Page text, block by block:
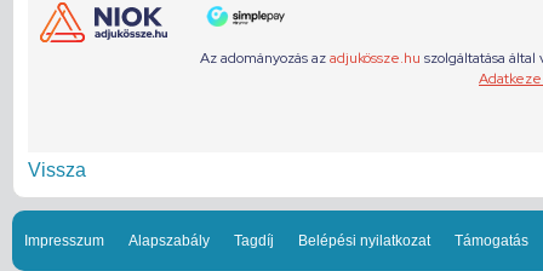
Vissza
Impresszum Alapszabály Tagdíj Belépési nyilatkozat Támogatás